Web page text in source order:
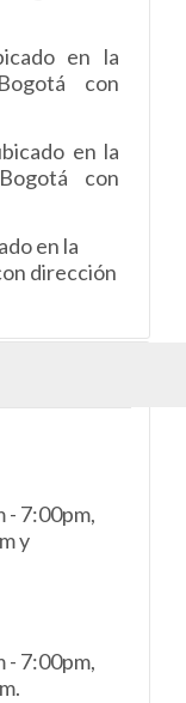
en la
con
en la
con
en la
dirección
- 7:00pm,
y
- 7:00pm,